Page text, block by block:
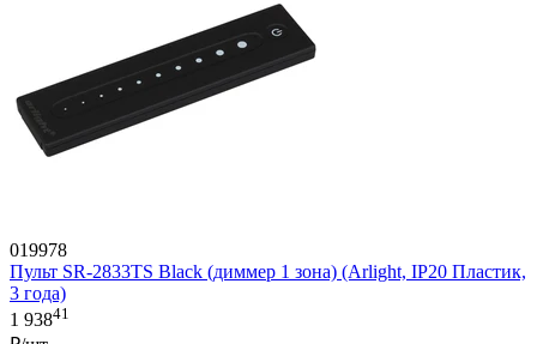
019978
Пульт SR-2833TS Black (диммер 1 зона) (Arlight, IP20 Пластик,
3 года)
1 93841